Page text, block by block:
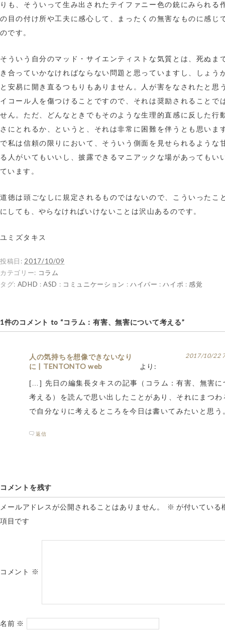
りも、そういって生み出されたテイファニー色の銃にみられる
の目の付け所や工夫に感心して、まったくの無害なものに感じ
のです。
そういう自分のマッド・サイエンティストな気質とは、死ぬま
き合っていかなければならない問題と思っていますし、しょう
と安易に開き直るつもりもありません。人が害をなされたと思
イコール人を傷つけることですので、それは奨励されることで
せん。ただ、どんなときでもそのような生理的直感に反した行
さにとれるか、というと、それは非常に困難を伴うとも思いま
で私は信頼の限りにおいて、そういう側面を見せられるような
る人がいてもいいし、披露できるマニアックな場があってもい
ています。
道徳は頭ごなしに規定されるものではないので、こういったこ
にしても、やらなければいけないことは沢山あるのです。
ユミズタキス
投稿日: 2017/10/09
カテゴリー: コラム
タグ: ADHD :ASD : コミュニケーション : ハイパー :ハイポ : 感覚
1件のコメント to “コラム：有害、無害について考える”
人の気持ちを想像できないなり
に | TENTONTO web
より:
2017/10/22
[…] 先日の編集長タキスの記事（コラム：有害、無害に
考える）を読んで思い出したことがあり、それにまつわ
で自分なりに考えるところを今日は書いてみたいと思
返信
コメントを残す
メールアドレスが公開されることはありません。 ※ が付いている
項目です
コメント ※
名前 ※